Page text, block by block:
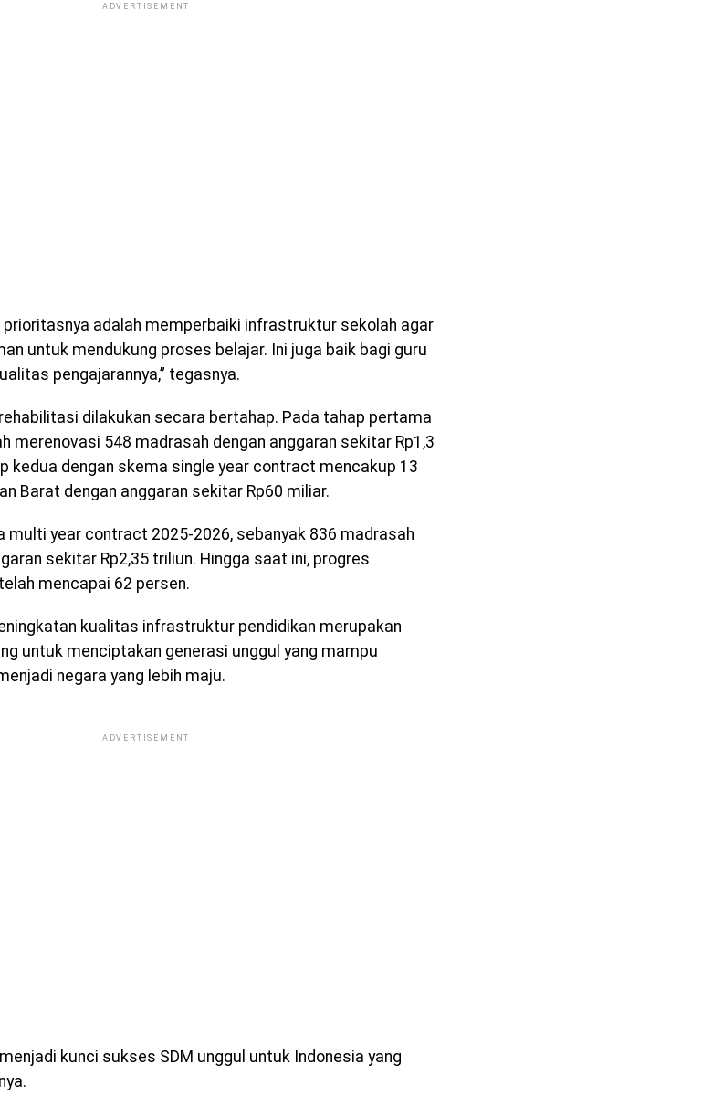
ADVERTISEMENT
prioritasnya adalah memperbaiki infrastruktur sekolah agar
untuk mendukung proses belajar. Ini juga baik bagi guru
pengajarannya,” tegasnya.
dilakukan secara bertahap. Pada tahap pertama
merenovasi 548 madrasah dengan anggaran sekitar Rp1,3
kedua dengan skema single year contract mencakup 13
Barat dengan anggaran sekitar Rp60 miliar.
multi year contract 2025-2026, sebanyak 836 madrasah
sekitar Rp2,35 triliun. Hingga saat ini, progres
mencapai 62 persen.
kualitas infrastruktur pendidikan merupakan
untuk menciptakan generasi unggul yang mampu
negara yang lebih maju.
ADVERTISEMENT
kunci sukses SDM unggul untuk Indonesia yang